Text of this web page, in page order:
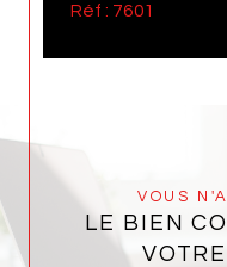
Réf : 7601
VOUS
LE BIEN